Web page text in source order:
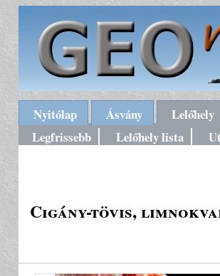
Nyitólap Ásvány Lelőhely
Legfrissebb
Lelőhely lista
Cigány-tövis,